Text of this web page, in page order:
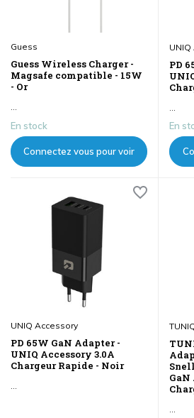
Guess
Guess Wireless Charger -
Magsafe compatible - 15W
- Or
...
En stock
Connectez vous pour voir
PD
...
En
UNIQ Accessory
PD 65W GaN Adapter -
UNIQ Accessory 3.0A
Chargeur Rapide - Noir
...
GaN